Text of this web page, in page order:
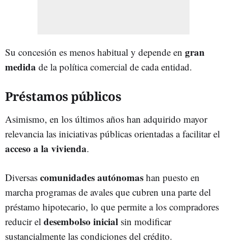
Su concesión es menos habitual y depende en gran
medida de la política comercial de cada entidad.
Préstamos públicos
Asimismo, en los últimos años han adquirido mayor
relevancia las iniciativas públicas orientadas a facilitar el
acceso a la vivienda.
Diversas comunidades autónomas han puesto en
marcha programas de avales que cubren una parte del
préstamo hipotecario, lo que permite a los compradores
reducir el desembolso inicial sin modificar
sustancialmente las condiciones del crédito.